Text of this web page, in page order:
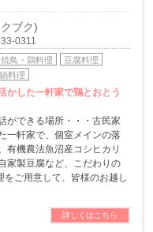
ブク)
0311
焼鳥・鶏料理
豆腐料理
鍋料理
かした一軒家で鶏とおとう
ができる場所・・・古民家
一軒家で、個室メインの落
有機農法魚沼産コシヒカリ
家製豆腐など、こだわりの
ご用意して、皆様のお越し
詳しくはこちら